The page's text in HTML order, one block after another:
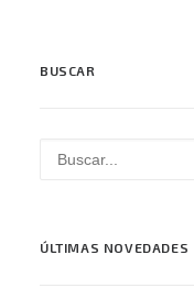
BUSCAR
ÚLTIMAS NOVEDADES